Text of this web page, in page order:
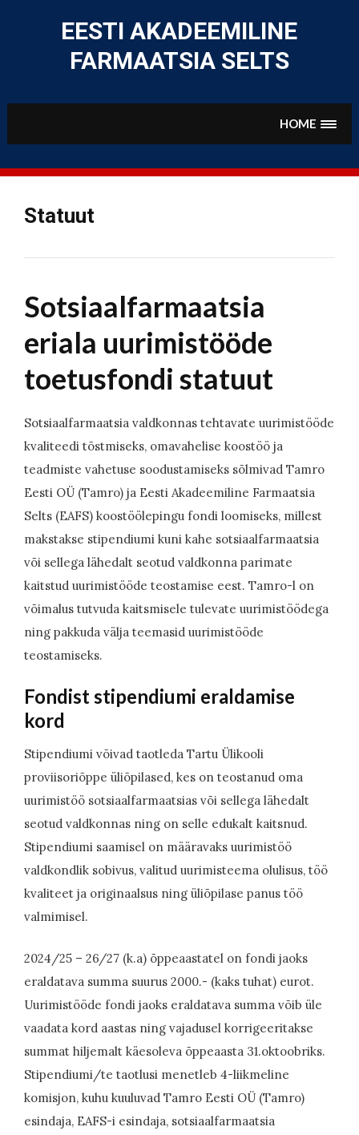
content
EESTI AKADEEMILINE
FARMAATSIA SELTS
HOME
Statuut
Sotsiaalfarmaatsia
eriala uurimistööde
toetusfondi statuut
Sotsiaalfarmaatsia valdkonnas tehtavate uurimistööde
kvaliteedi tõstmiseks, omavahelise koostöö ja
teadmiste vahetuse soodustamiseks sõlmivad Tamro
Eesti OÜ (Tamro) ja Eesti Akadeemiline Farmaatsia
Selts (EAFS) koostöölepingu fondi loomiseks, millest
makstakse stipendiumi kuni kahe sotsiaalfarmaatsia
või sellega lähedalt seotud valdkonna parimate
kaitstud uurimistööde teostamise eest. Tamro-l on
võimalus tutvuda kaitsmisele tulevate uurimistöödega
ning pakkuda välja teemasid uurimistööde
teostamiseks.
Fondist stipendiumi eraldamise
kord
Stipendiumi võivad taotleda Tartu Ülikooli
proviisoriõppe üliõpilased, kes on teostanud oma
uurimistöö sotsiaalfarmaatsias või sellega lähedalt
seotud valdkonnas ning on selle edukalt kaitsnud.
Stipendiumi saamisel on määravaks uurimistöö
valdkondlik sobivus, valitud uurimisteema olulisus, töö
kvaliteet ja originaalsus ning üliõpilase panus töö
valmimisel.
2024/25 – 26/27 (k.a) õppeaastatel on fondi jaoks
eraldatava summa suurus 2000.- (kaks tuhat) eurot.
Uurimistööde fondi jaoks eraldatava summa võib üle
vaadata kord aastas ning vajadusel korrigeeritakse
summat hiljemalt käesoleva õppeaasta 31.oktoobriks.
Stipendiumi/te taotlusi menetleb 4-liikmeline
komisjon, kuhu kuuluvad Tamro Eesti OÜ (Tamro)
esindaja, EAFS-i esindaja, sotsiaalfarmaatsia